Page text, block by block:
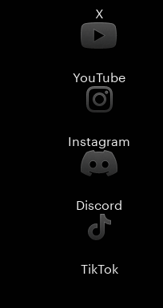
X
YouTube
Instagram
Discord
TikTok